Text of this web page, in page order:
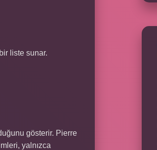
liste sunar.
gösterir. Pierre
yalnızca